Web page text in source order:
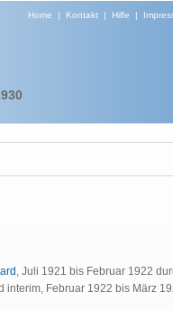
Home | Kontakt| Hilfe |
, Juli 1921 bis Februar 1922
interim, Februar 1922 bis März